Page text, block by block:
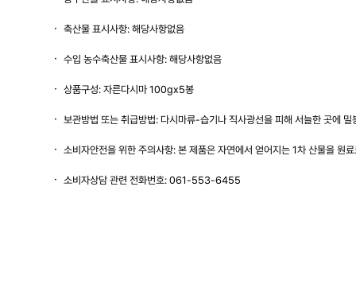
축산물 표시사항: 해당사항없음
수입 농수축산물 표시사항: 해당사항없음
상품구성: 자른다시마 100gx5봉
보관방법 또는 취급방법: 다시마류-습기나 직사광선을 피해 서늘한 곳에
소비자안전을 위한 주의사항: 본 제품은 자연에서 얻어지는 1차 산물을 원
소비자상담 관련 전화번호: 061-553-6455